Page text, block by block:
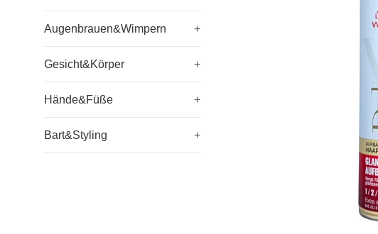
Augenbrauen&Wimpern +
Gesicht&Körper +
Hände&Füße +
Bart&Styling +